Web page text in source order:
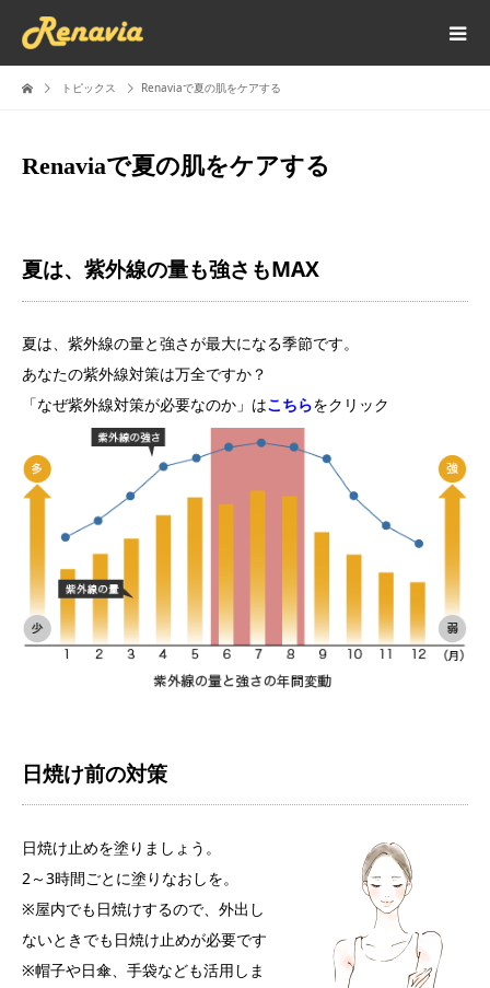
トピックス Renaviaで夏の肌をケアする
Renaviaで夏の肌をケアする
夏は、紫外線の量も強さもMAX
夏は、紫外線の量と強さが最大になる季節です。
あなたの紫外線対策は万全ですか？
「なぜ紫外線対策が必要なのか」はこちらをクリック
日焼け前の対策
日焼け止めを塗りましょう。
2～3時間ごとに塗りなおしを。
※屋内でも日焼けするので、外出し
ないときでも日焼け止めが必要です
※帽子や日傘、手袋なども活用しま